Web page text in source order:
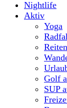
Nightlife
Aktiv
Yoga
Reiten
Golf
SUP